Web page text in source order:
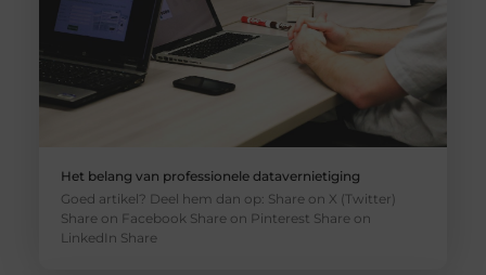
Het belang van professionele datavernietiging
Goed artikel? Deel hem dan op: Share on X (Twitter)
Share on Facebook Share on Pinterest Share on
LinkedIn Share